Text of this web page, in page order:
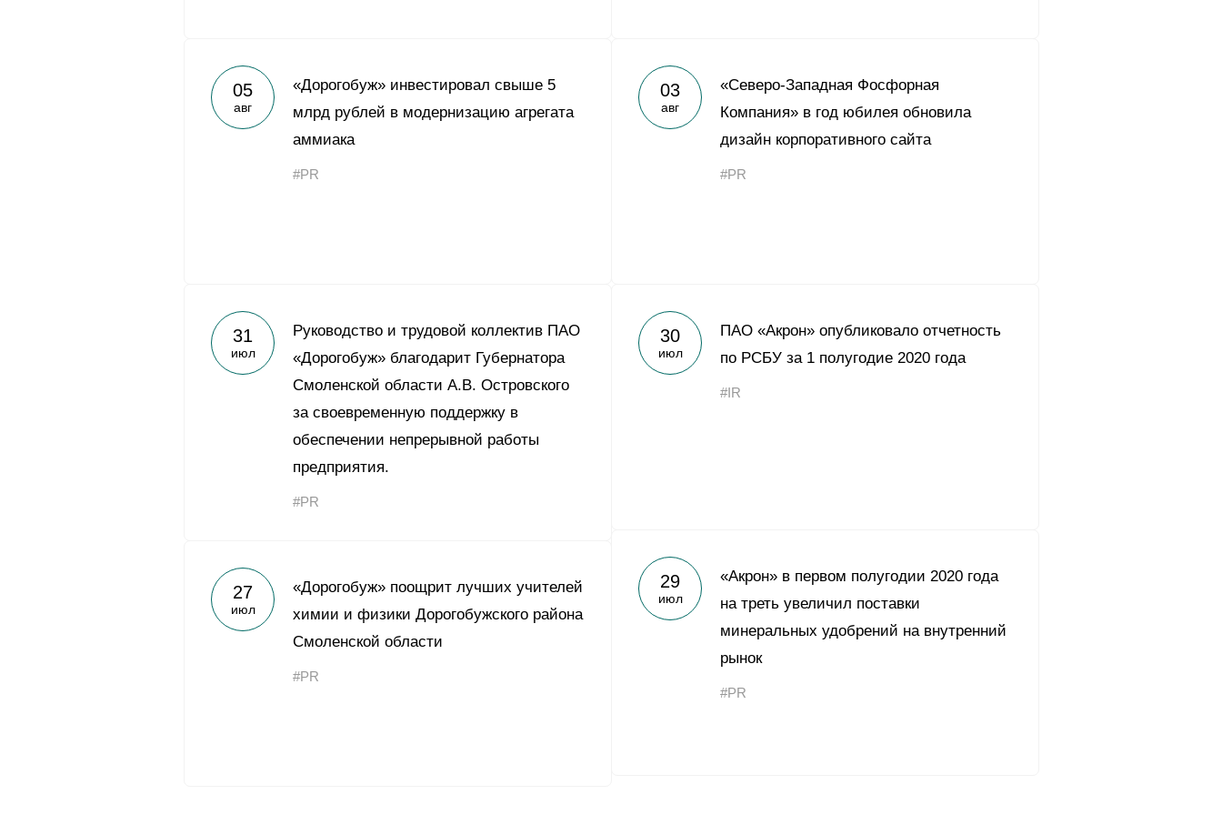
05
авг
«Дорогобуж» инвестировал свыше 5
млрд рублей в модернизацию агрегата
аммиака
#PR
03
авг
«Северо-Западная Фосфорная
Компания» в год юбилея обновила
дизайн корпоративного сайта
#PR
31
июл
Руководство и трудовой коллектив ПАО
«Дорогобуж» благодарит Губернатора
Смоленской области А.В. Островского
за своевременную поддержку в
обеспечении непрерывной работы
предприятия.
#PR
30
июл
ПАО «Акрон» опубликовало отчетность
по РСБУ за 1 полугодие 2020 года
#IR
29
июл
«Акрон» в первом полугодии 2020 года
на треть увеличил поставки
минеральных удобрений на внутренний
рынок
#PR
27
июл
«Дорогобуж» поощрит лучших учителей
химии и физики Дорогобужского района
Смоленской области
#PR